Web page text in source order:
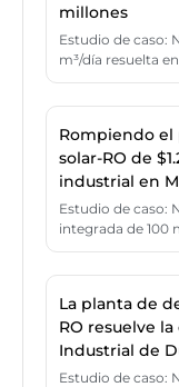
millones
Estudio de caso:
m³/día resuelta en
Rompiendo el
solar-RO de
industrial en
Estudio de caso:
integrada de 100
La planta de
RO resuelve
Industrial de
Estudio de caso: